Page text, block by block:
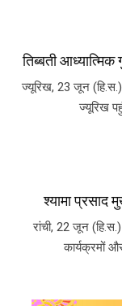
तिब्बती
ज्यूरिख, 23 जून
ज्यूरिख
श्यामा प्रसाद
रांची, 22 जून
कार्यक्रमों